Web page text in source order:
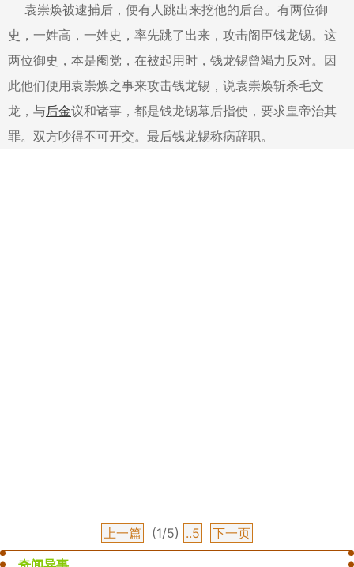
袁崇焕被逮捕后，便有人跳出来挖他的后台。有两位御
史，一姓高，一姓史，率先跳了出来，攻击阁臣钱龙锡。这
两位御史，本是阉党，在被起用时，钱龙锡曾竭力反对。因
此他们便用袁崇焕之事来攻击钱龙锡，说袁崇焕斩杀毛文
龙，与后金议和诸事，都是钱龙锡幕后指使，要求皇帝治其
罪。双方吵得不可开交。最后钱龙锡称病辞职。
上一篇 (1/5) ..5
下一页